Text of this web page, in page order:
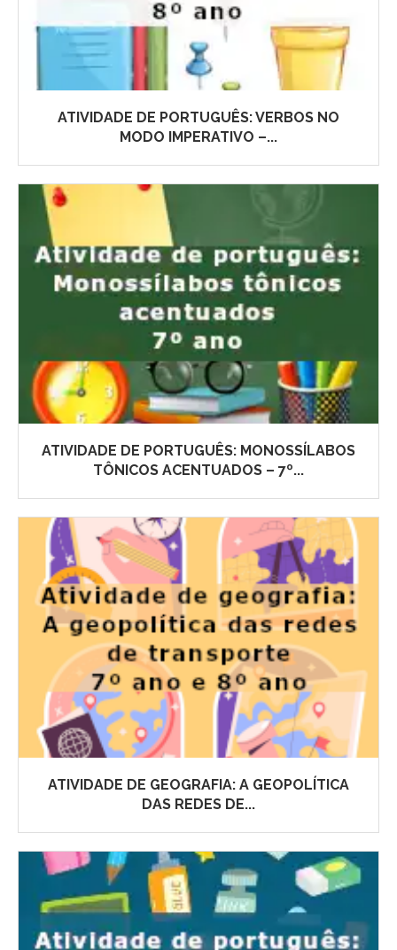
ATIVIDADE DE PORTUGUÊS: VERBOS NO
MODO IMPERATIVO –...
ATIVIDADE DE PORTUGUÊS: MONOSSÍLABOS
TÔNICOS ACENTUADOS – 7º...
ATIVIDADE DE GEOGRAFIA: A GEOPOLÍTICA
DAS REDES DE...